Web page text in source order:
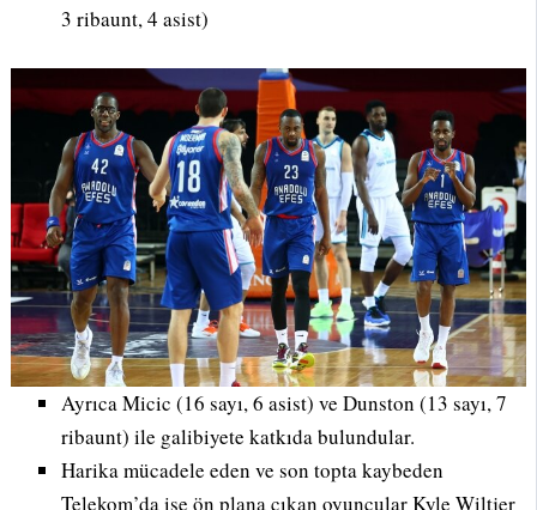
3 ribaunt, 4 asist)
Ayrıca Micic (16 sayı, 6 asist) ve Dunston (13 sayı, 7
ribaunt) ile galibiyete katkıda bulundular.
Harika mücadele eden ve son topta kaybeden
Telekom’da ise ön plana çıkan oyuncular Kyle Wiltjer